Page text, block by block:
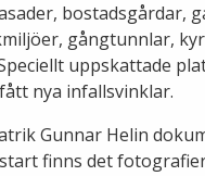
vid ett strömavbrott
bostadsgårdar,
gångtunnlar,
uppskattade
nya infallsvinklar.
Gunnar Helin
finns det